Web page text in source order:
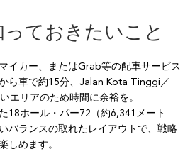
ておきたいこと
イカー、またはGrab等の配車サービス
ら車で約15分、Jalan Kota Tinggi／
エリアのため時間に余裕を。
18ホール・パー72（約6,341メート
バランスの取れたレイアウトで、戦略
しめます。